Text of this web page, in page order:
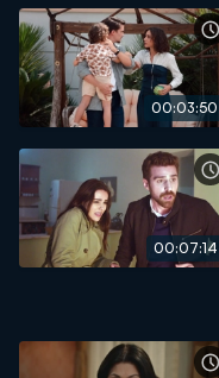
00:03:50
00:07:14